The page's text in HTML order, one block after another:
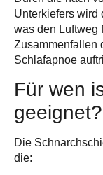
Unterkiefers wird
was den Luftweg
Zusammenfallen
Schlafapnoe
Für wen
geeignet?
Die
die: